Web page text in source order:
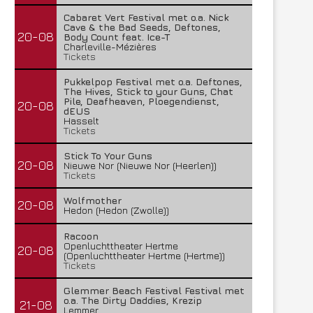
20-08
Cabaret Vert Festival met o.a. Nick
Cave & the Bad Seeds, Deftones,
Body Count feat. Ice-T
Charleville-Mézières
Tickets
20-08
Pukkelpop Festival met o.a. Deftones,
The Hives, Stick to your Guns, Chat
Pile, Deafheaven, Ploegendienst,
dEUS
Hasselt
Tickets
20-08
Stick To Your Guns
Nieuwe Nor (Nieuwe Nor (Heerlen))
Tickets
20-08
Wolfmother
Hedon (Hedon (Zwolle))
20-08
Racoon
Openluchttheater Hertme
(Openluchttheater Hertme (Hertme))
Tickets
21-08
Glemmer Beach Festival Festival met
o.a. The Dirty Daddies, Krezip
Lemmer